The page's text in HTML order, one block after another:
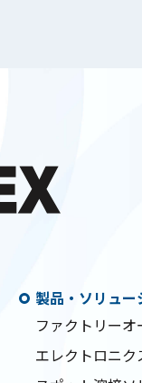
製品・ソリュー
ファクトリー
エレクトロニ